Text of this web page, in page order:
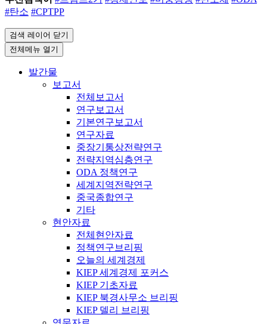
#탄소 #CPTPP
검색 레이어 닫기
전체메뉴 열기
발간물
보고서
전체보고서
연구보고서
기본연구보고서
연구자료
중장기통상전략연구
전략지역심층연구
ODA 정책연구
세계지역전략연구
중국종합연구
기타
현안자료
전체현안자료
정책연구브리핑
오늘의 세계경제
KIEP 세계경제 포커스
KIEP 기초자료
KIEP 북경사무소 브리핑
KIEP 델리 브리핑